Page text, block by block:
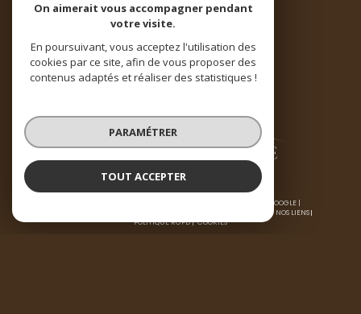
Espace
PROPRIÉTAIRE
Se connecter
© 2026 | TOUS DROITS RÉSERVÉS | TRADUCTION POWERED BY GOOGLE |
NOS LIENS
POLITIQUE RGPD
COOKIES
On aimerait vous accompagner pendant
votre visite.
En poursuivant, vous acceptez l'utilisation des
cookies par ce site, afin de vous proposer des
contenus adaptés et réaliser des statistiques !
PARAMÉTRER
TOUT ACCEPTER